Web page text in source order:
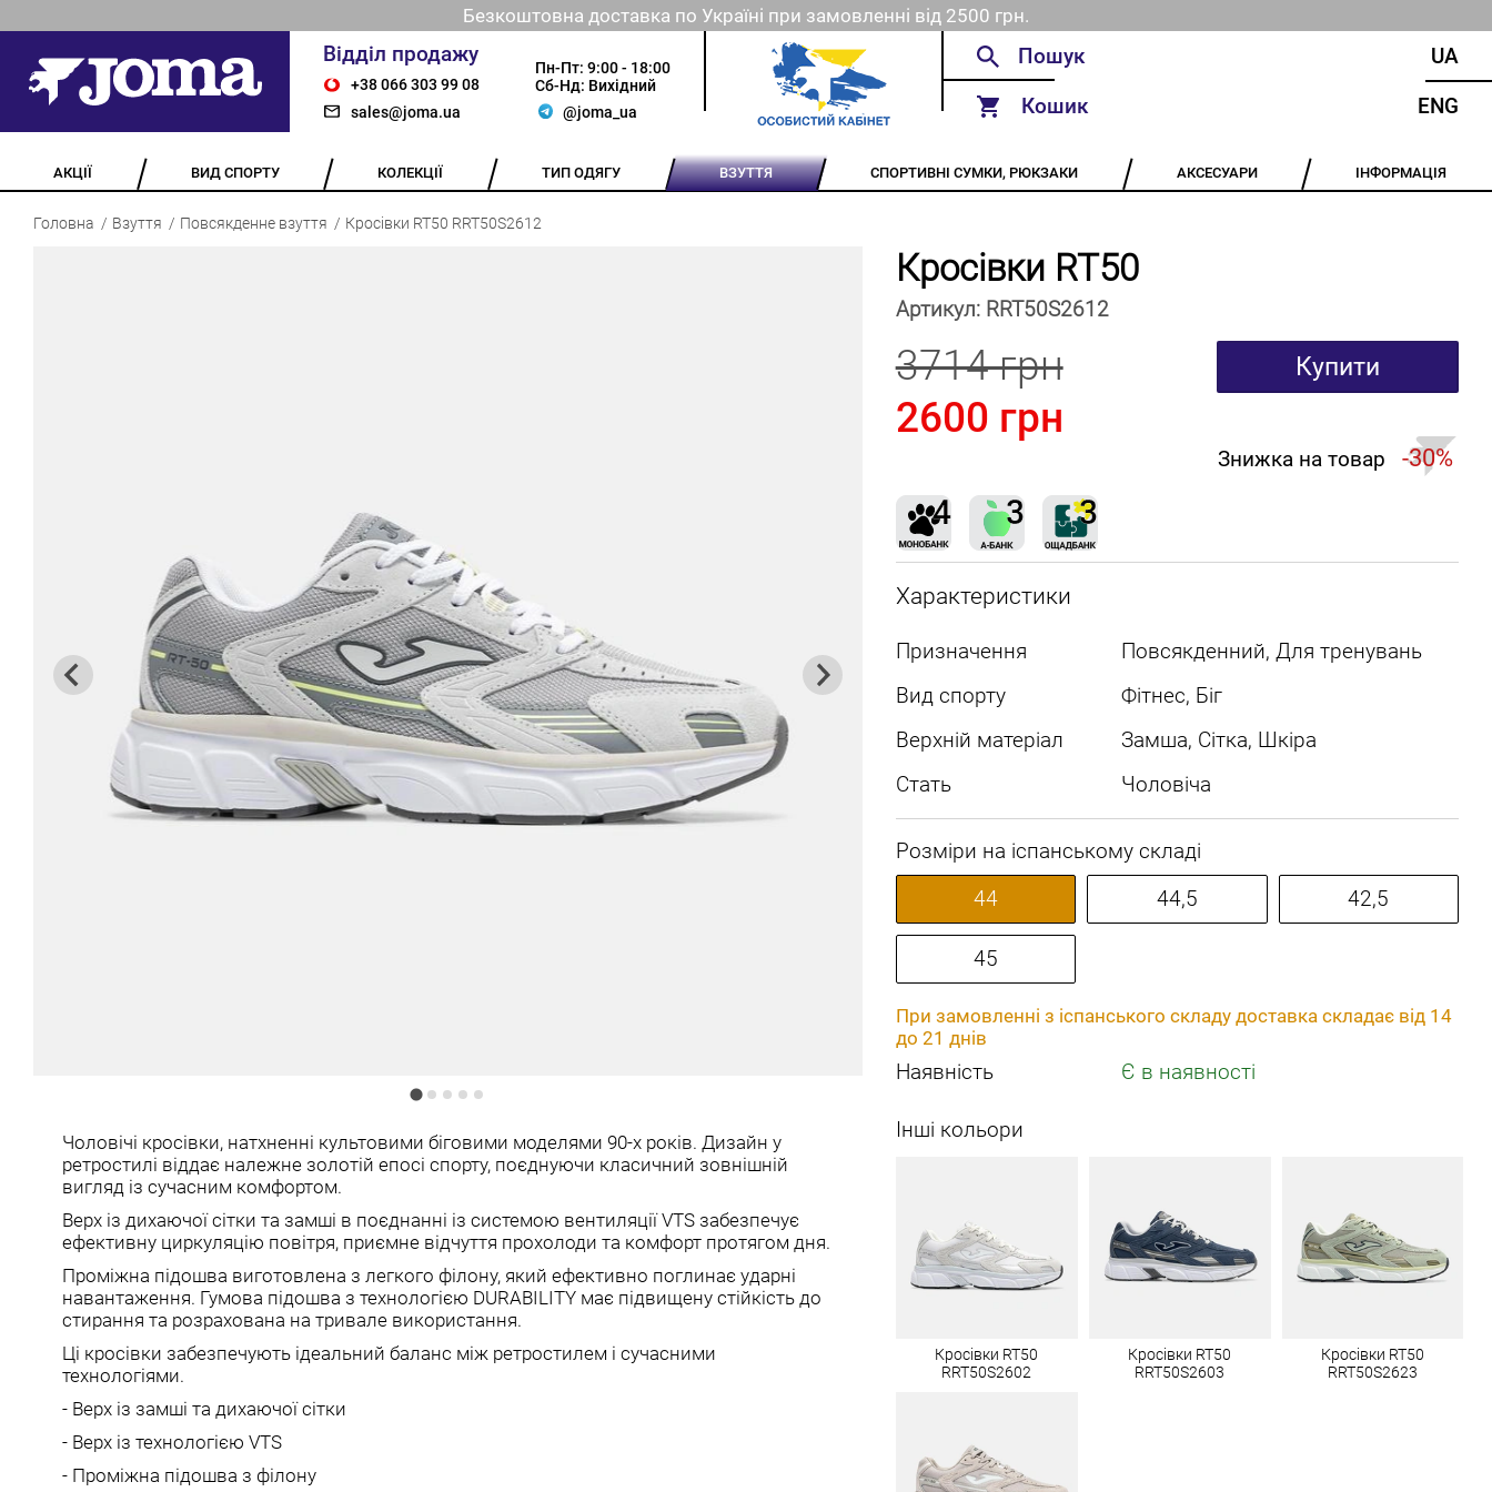
Безкоштовна доставка по Україні при замовленні від 2500 грн.
Відділ продажу
+38 066 303 99 08
sales@joma.ua
Пн-Пт: 9:00 - 18:00
Сб-Нд: Вихідний
@joma_ua
Кошик
UA
ENG
АКЦІЇ ВИД СПОРТУ КОЛЕКЦІЇ ТИП ОДЯГУ ВЗУТТЯ СПОРТИВНІ СУМКИ, РЮКЗАКИ АКСЕСУАРИ ІНФОРМАЦІЯ
Головна Взуття Повсякденне взуття Кросівки RT50 RRT50S2612
Чоловічі кросівки, натхненні культовими біговими моделями 90-х років. Дизайн у
ретростилі віддає належне золотій епосі спорту, поєднуючи класичний зовнішній
вигляд із сучасним комфортом.
Верх із дихаючої сітки та замші в поєднанні із системою вентиляції VTS забезпечує
ефективну циркуляцію повітря, приємне відчуття прохолоди та комфорт протягом дня.
Проміжна підошва виготовлена з легкого філону, який ефективно поглинає ударні
навантаження. Гумова підошва з технологією DURABILITY має підвищену стійкість до
стирання та розрахована на тривале використання.
Ці кросівки забезпечують ідеальний баланс між ретростилем і сучасними
технологіями.
- Верх із замші та дихаючої сітки
- Верх із технологією VTS
- Проміжна підошва з філону
Кросівки RT50
Артикул: RRT50S2612
3714 грн
2600 грн
Купити
Знижка на товар -30%
Характеристики
Призначення
Повсякденний, Для тренувань
Вид спорту
Фітнес, Біг
Верхній матеріал
Замша, Сітка, Шкіра
Стать
Чоловіча
Розміри на іспанському складі
44
44,5 42,5
45
При замовленні з іспанського складу доставка складає від 14
до 21 днів
Наявність Є в наявності
Інші кольори
Кросівки RT50
RRT50S2602
Кросівки RT50
RRT50S2603
Кросівки RT50
RRT50S2623